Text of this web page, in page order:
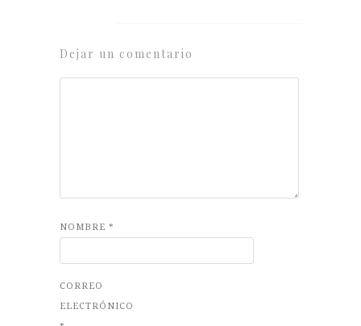
Dejar un comentario
NOMBRE *
CORREO
ELECTRÓNICO